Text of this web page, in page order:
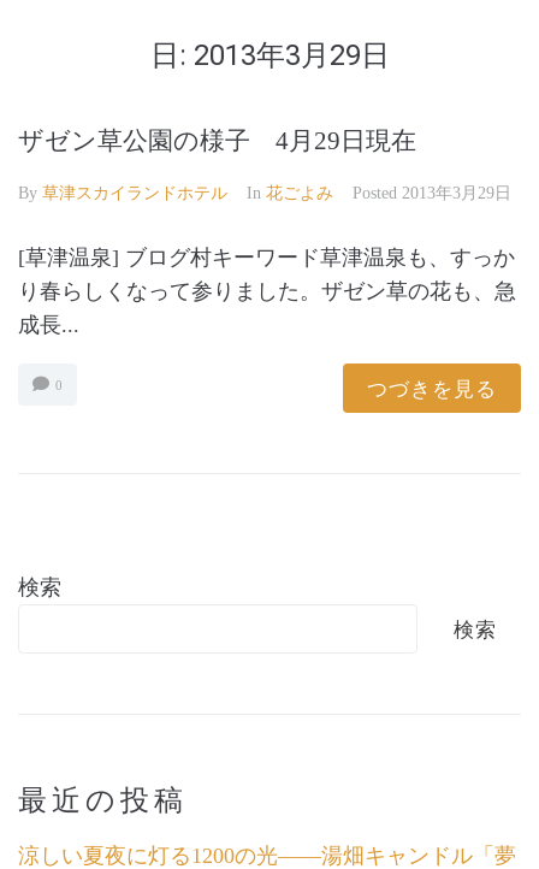
日: 2013年3月29日
ザゼン草公園の様子 4月29日現在
By 草津スカイランドホテル In 花ごよみ Posted 2013年3月29日
[草津温泉] ブログ村キーワード草津温泉も、すっか
り春らしくなって参りました。ザゼン草の花も、急
成長...
0 つづきを見る
検索
検索
最近の投稿
涼しい夏夜に灯る1200の光――湯畑キャンドル「夢